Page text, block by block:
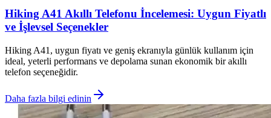
Hiking A41 Akıllı Telefonu İncelemesi: Uygun Fiyatlı
ve İşlevsel Seçenekler
Hiking A41, uygun fiyatı ve geniş ekranıyla günlük kullanım için
ideal, yeterli performans ve depolama sunan ekonomik bir akıllı
telefon seçeneğidir.
Daha fazla bilgi edinin